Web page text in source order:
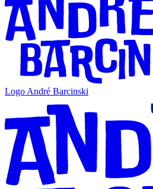
Logo André Barcinski